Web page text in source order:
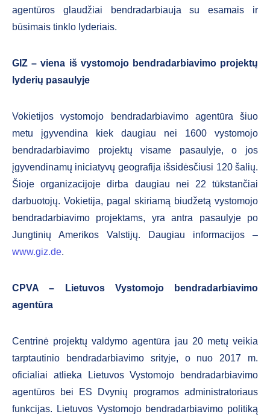
agentūros glaudžiai bendradarbiauja su esamais ir
būsimais tinklo lyderiais.
GIZ – viena iš vystomojo bendradarbiavimo projektų
lyderių pasaulyje
Vokietijos vystomojo bendradarbiavimo agentūra šiuo
metu įgyvendina kiek daugiau nei 1600 vystomojo
bendradarbiavimo projektų visame pasaulyje, o jos
įgyvendinamų iniciatyvų geografija išsidėsčiusi 120 šalių.
Šioje organizacijoje dirba daugiau nei 22 tūkstančiai
darbuotojų. Vokietija, pagal skiriamą biudžetą vystomojo
bendradarbiavimo projektams, yra antra pasaulyje po
Jungtinių Amerikos Valstijų. Daugiau informacijos –
www.giz.de.
CPVA – Lietuvos Vystomojo bendradarbiavimo
agentūra
Centrinė projektų valdymo agentūra jau 20 metų veikia
tarptautinio bendradarbiavimo srityje, o nuo 2017 m.
oficialiai atlieka Lietuvos Vystomojo bendradarbiavimo
agentūros bei ES Dvynių programos administratoriaus
funkcijas. Lietuvos Vystomojo bendradarbiavimo politiką